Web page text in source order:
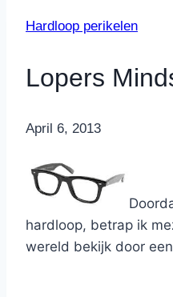
Hardloop perikelen
Lopers
ByNicole
April 6, 2013
hardloop, betrap ik
wereld bekijk door een